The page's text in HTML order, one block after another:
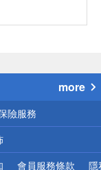
more
險服務
會員服務條款 隱